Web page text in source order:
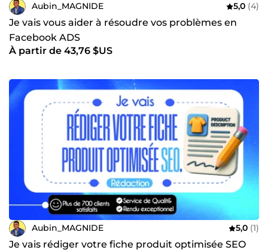
Aubin_MAGNIDE 5,0 (4)
Je vais vous aider à résoudre vos problèmes en
Facebook ADS
À partir de 43,76 $US
Aubin_MAGNIDE 5,0 (1)
Je vais rédiger votre fiche produit optimisée SEO